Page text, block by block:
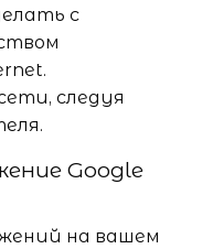
с
следуя
Google
на вашем